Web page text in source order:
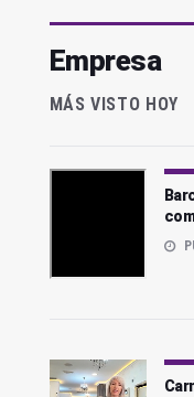
Empresa
MÁS VISTO HOY